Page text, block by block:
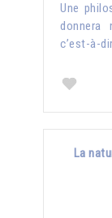
Une
donnera
c’est-à-
La